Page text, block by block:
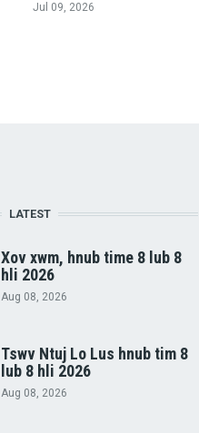
Jul 09, 2026
LATEST
Xov xwm, hnub time 8 lub 8
hli 2026
Aug 08, 2026
Tswv Ntuj Lo Lus hnub tim 8
lub 8 hli 2026
Aug 08, 2026